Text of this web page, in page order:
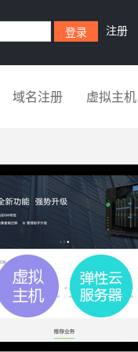
注册
域名注册 虚拟主机